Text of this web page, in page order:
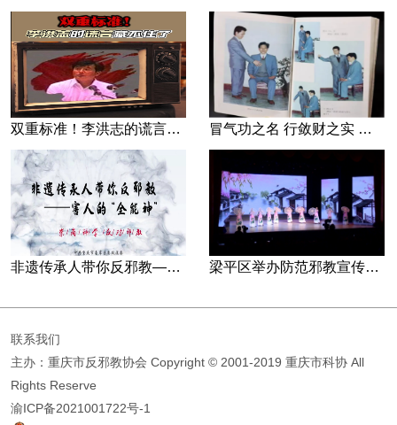
双重标准！李洪志的谎言藏不住了 冒气功之名 行敛财之实 张宏堡义女“小倩”团伙覆灭记
非遗传承人带你反邪教—害人的“全能神” 梁平区举办防范邪教宣传专场文艺演出
联系我们
主办：重庆市反邪教协会 Copyright © 2001-2019 重庆市科协 All
Rights Reserve
渝ICP备2021001722号-1